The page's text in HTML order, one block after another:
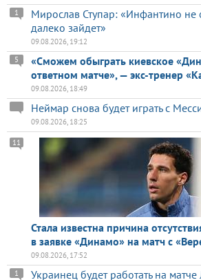
Мирослав Ступар: «Инфантино не
далеко зайдет»
1
09.08.2026, 19:12
«Сможем обыграть киевское
ответном матче», — экс-тренер
5
09.08.2026, 18:49
Неймар снова будет играть с
09.08.2026, 18:25
Стала известна причина
в заявке «Динамо» на матч с
11
09.08.2026, 17:52
Украинец будет работать на
1